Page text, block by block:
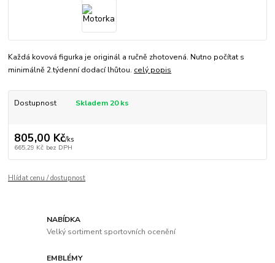
Každá kovová figurka je originál a ručně zhotovená. Nutno počítat s
minimálně 2.týdenní dodací lhůtou. celý popis
Dostupnost Skladem 20 ks
805,00 Kč/ks
665,29 Kč bez DPH
Hlídat cenu / dostupnost
NABÍDKA
Velký sortiment sportovních ocenění
EMBLÉMY